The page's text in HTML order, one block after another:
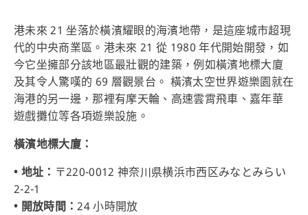
港未來 21 坐落於橫濱耀眼的海濱地帶，是這座城市超現
代的中央商業區。港未來 21 從 1980 年代開始開發，如
今它坐擁部分該地區最壯觀的建築，例如橫濱地標大廈
及其令人驚嘆的 69 層觀景台。 橫濱太空世界遊樂園就在
海港的另一邊，那裡有摩天輪、高速雲霄飛車、嘉年華
遊戲攤位等各項遊樂設施。
橫濱地標大廈：
• 地址： 〒220-0012 神奈川県横浜市西区みなとみらい
2-2-1
• 開放時間：24 小時開放